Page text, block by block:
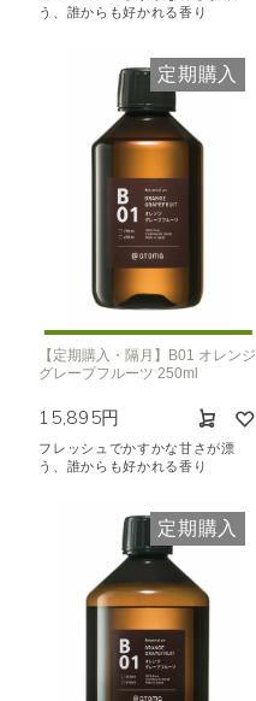
う、誰からも好かれる香り
定期購入
【定期購入・隔月】B01 オレンジ
グレープフルーツ 250ml
15,895円
フレッシュでかすかな甘さが漂
う、誰からも好かれる香り
定期購入